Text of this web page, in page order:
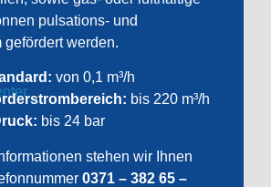
pulsations- und
gefördert werden.
von 0,1 m³/h
bis 220 m³/h
bis 24 bar
stehen wir Ihnen
0371 – 382 65 –